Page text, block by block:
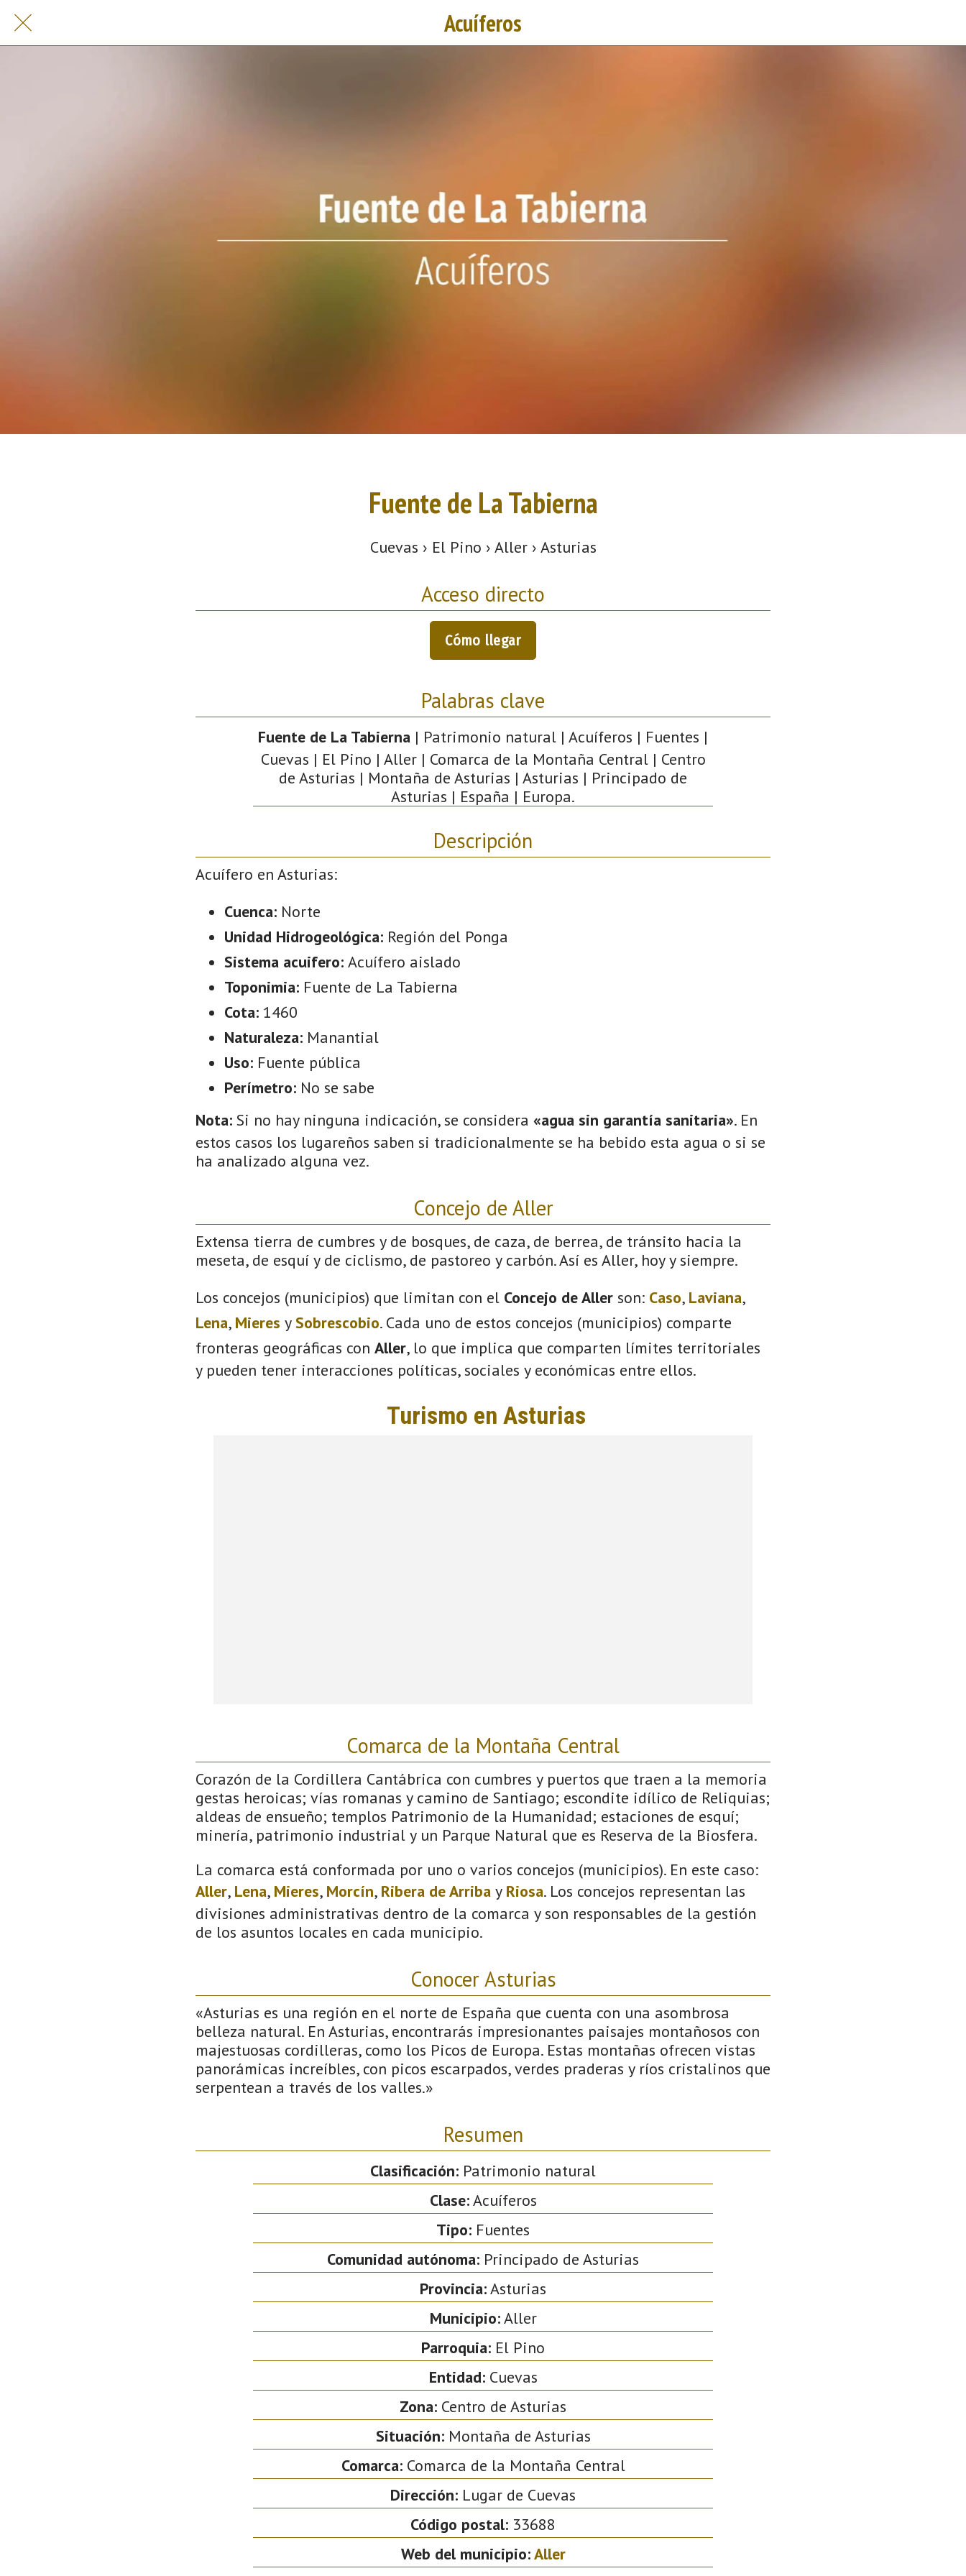
Acuíferos
Fuente de La Tabierna
Cuevas › El Pino › Aller › Asturias
Acceso directo
Cómo llegar
Palabras clave
Fuente de La Tabierna | Patrimonio natural | Acuíferos | Fuentes |
Cuevas | El Pino | Aller | Comarca de la Montaña Central | Centro
de Asturias | Montaña de Asturias | Asturias | Principado de
Asturias | España | Europa.
Descripción
Acuífero en Asturias:
Cuenca: Norte
Unidad Hidrogeológica: Región del Ponga
Sistema acuifero: Acuífero aislado
Toponimia: Fuente de La Tabierna
Cota: 1460
Naturaleza: Manantial
Uso: Fuente pública
Perímetro: No se sabe
Nota: Si no hay ninguna indicación, se considera «agua sin garantía sanitaria». En
estos casos los lugareños saben si tradicionalmente se ha bebido esta agua o si se
ha analizado alguna vez.
Concejo de Aller
Extensa tierra de cumbres y de bosques, de caza, de berrea, de tránsito hacia la
meseta, de esquí y de ciclismo, de pastoreo y carbón. Así es Aller, hoy y siempre.
Los concejos (municipios) que limitan con el Concejo de Aller son: Caso, Laviana,
Lena, Mieres ySobrescobio. Cada uno de estos concejos (municipios) comparte
fronteras geográficas con Aller, lo que implica que comparten límites territoriales
y pueden tener interacciones políticas, sociales y económicas entre ellos.
Comarca de la Montaña Central
Corazón de la Cordillera Cantábrica con cumbres y puertos que traen a la memoria
gestas heroicas; vías romanas y camino de Santiago; escondite idílico de Reliquias;
aldeas de ensueño; templos Patrimonio de la Humanidad; estaciones de esquí;
minería, patrimonio industrial y un Parque Natural que es Reserva de la Biosfera.
La comarca está conformada por uno o varios concejos (municipios). En este caso:
Aller, Lena, Mieres, Morcín, Ribera de Arriba y Riosa. Los concejos representan las
divisiones administrativas dentro de la comarca y son responsables de la gestión
de los asuntos locales en cada municipio.
Conocer Asturias
«Asturias es una región en el norte de España que cuenta con una asombrosa
belleza natural. En Asturias, encontrarás impresionantes paisajes montañosos con
majestuosas cordilleras, como los Picos de Europa. Estas montañas ofrecen vistas
panorámicas increíbles, con picos escarpados, verdes praderas y ríos cristalinos que
serpentean a través de los valles.»
Resumen
Clasificación: Patrimonio natural
Clase:Acuíferos
Tipo: Fuentes
Comunidad autónoma: Principado de Asturias
Provincia:Asturias
Municipio:Aller
Parroquia: El Pino
Entidad:Cuevas
Zona: Centro de Asturias
Situación:Montaña de Asturias
Comarca:Comarca de la Montaña Central
Dirección: Lugar de Cuevas
Código postal: 33688
Web del municipio:Aller